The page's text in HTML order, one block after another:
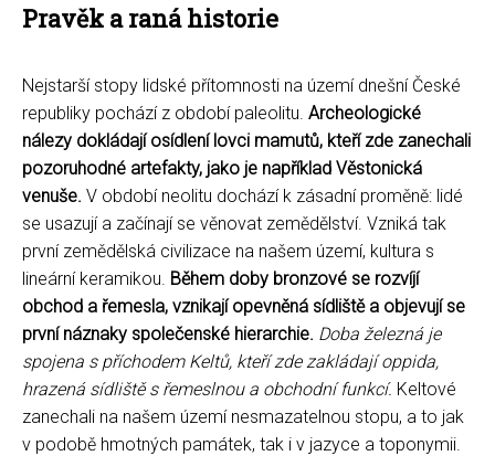
Pravěk a raná historie
Nejstarší stopy lidské přítomnosti na území dnešní České
republiky pochází z období paleolitu. Archeologické
nálezy dokládají osídlení lovci mamutů, kteří zde zanechali
pozoruhodné artefakty, jako je například Věstonická
venuše. V období neolitu dochází k zásadní proměně: lidé
se usazují a začínají se věnovat zemědělství. Vzniká tak
první zemědělská civilizace na našem území, kultura s
lineární keramikou. Během doby bronzové se rozvíjí
obchod a řemesla, vznikají opevněná sídliště a objevují se
první náznaky společenské hierarchie. Doba železná je
spojena s příchodem Keltů, kteří zde zakládají oppida,
hrazená sídliště s řemeslnou a obchodní funkcí. Keltové
zanechali na našem území nesmazatelnou stopu, a to jak
v podobě hmotných památek, tak i v jazyce a toponymii.